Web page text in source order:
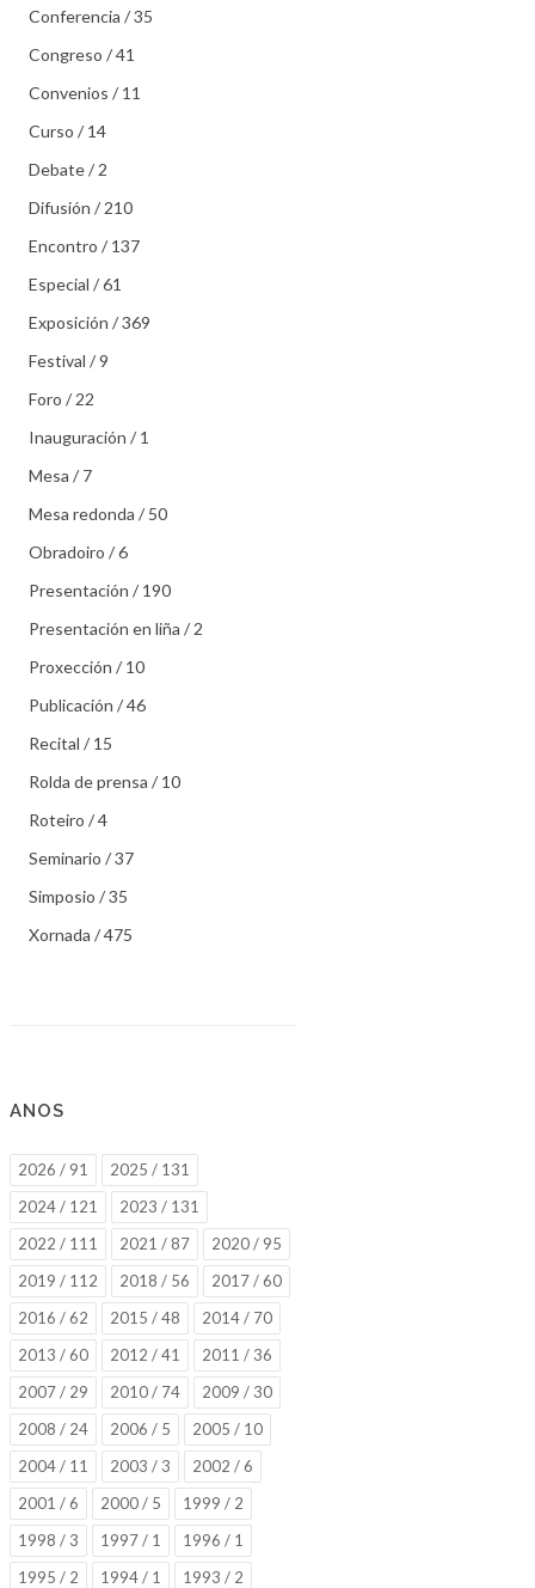
Conferencia / 35
Congreso / 41
Convenios / 11
Curso / 14
Debate / 2
Difusión / 210
Encontro / 137
Especial / 61
Exposición / 369
Festival / 9
Foro / 22
Inauguración / 1
Mesa / 7
Mesa redonda / 50
Obradoiro / 6
Presentación / 190
Presentación en liña / 2
Proxección / 10
Publicación / 46
Recital / 15
Rolda de prensa / 10
Roteiro / 4
Seminario / 37
Simposio / 35
Xornada / 475
ANOS
2026 / 91
2025 / 131
2024 / 121
2023 / 131
2022 / 111
2021 / 87
2020 / 95
2019 / 112
2018 / 56
2017 / 60
2016 / 62
2015 / 48
2014 / 70
2013 / 60
2012 / 41
2011 / 36
2007 / 29
2010 / 74
2009 / 30
2008 / 24
2006 / 5
2005 / 10
2004 / 11
2003 / 3
2002 / 6
2001 / 6
2000 / 5
1999 / 2
1998 / 3
1997 / 1
1996 / 1
1995 / 2
1994 / 1
1993 / 2